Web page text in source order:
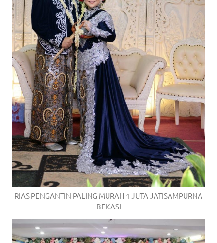
RIAS PENGANTIN PALING MURAH 1 JUTA JATISAMPURNA
BEKASI